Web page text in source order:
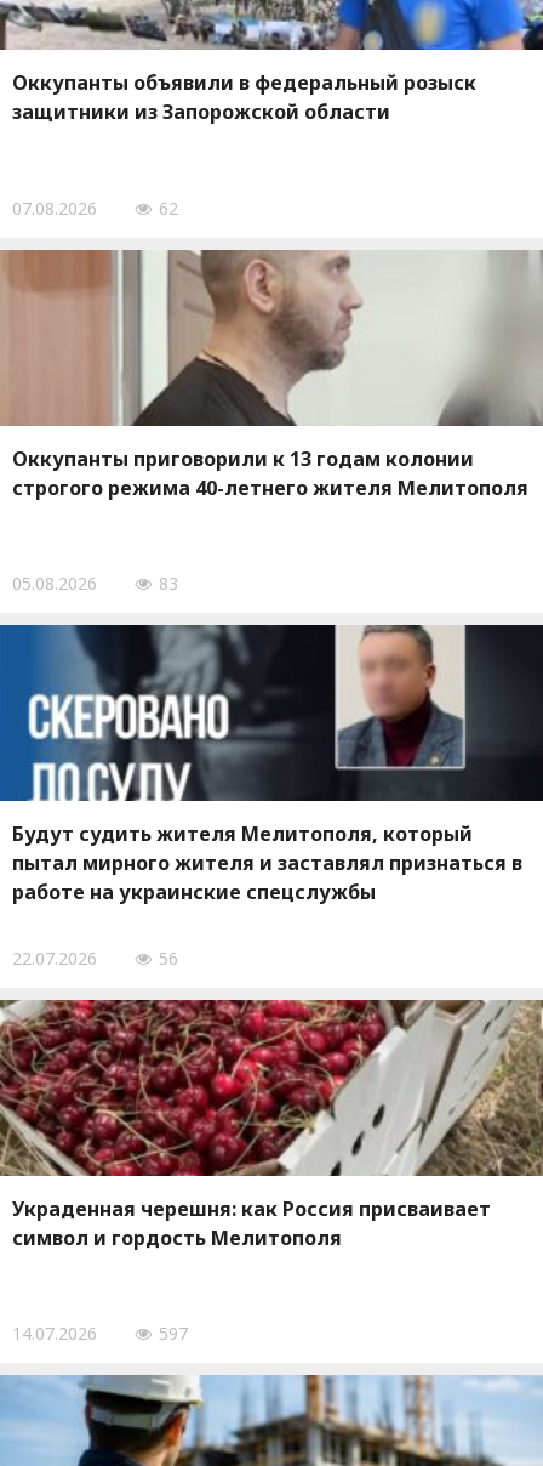
Оккупанты объявили в федеральный розыск
защитники из Запорожской области
07.08.2026 62
Оккупанты приговорили к 13 годам колонии
строгого режима 40-летнего жителя Мелитополя
05.08.2026 83
Будут судить жителя Мелитополя, который
пытал мирного жителя и заставлял признаться в
работе на украинские спецслужбы
22.07.2026 56
Украденная черешня: как Россия присваивает
символ и гордость Мелитополя
14.07.2026 597